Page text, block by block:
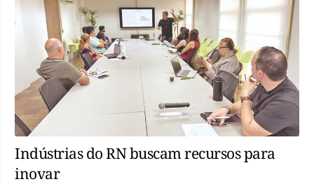
Indústrias do RN buscam recursos para
inovar